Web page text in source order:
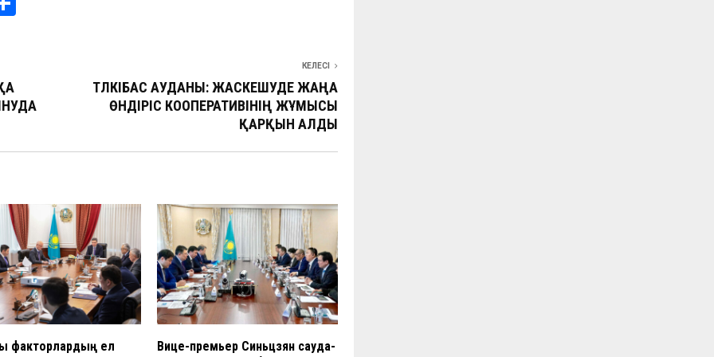
а
и
КЕЛЕСІ
ТҮЛКІБАС АУДАНЫ: ЖАСКЕШУДЕ ЖАҢА
ӨНДІРІС КООПЕРАТИВІНІҢ ЖҰМЫСЫ
ҚАРҚЫН АЛДЫ
факторлардың ел
Вице-премьер Синьцзян сауда-